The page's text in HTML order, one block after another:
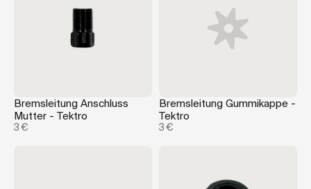
Bremsleitung Anschluss
Mutter - Tektro
3 €
Bremsleitung Gummikappe -
Tektro
3 €